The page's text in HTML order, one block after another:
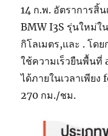
14 ก.พ. อัตราการสิ้
BMW I3S รุ่นใหม่ใ
กิโลเมตร,และ . โด
ใช้ความเร็วยืนพื้น
ได้ภายในเวลาเพีย
270 กม./ชม.